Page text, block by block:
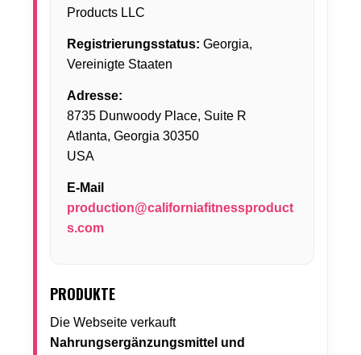
Products LLC
Registrierungsstatus: Georgia,
Vereinigte Staaten
Adresse:
8735 Dunwoody Place, Suite R
Atlanta, Georgia 30350
USA
E-Mail
production@californiafitnessproduct
s.com
PRODUKTE
Die Webseite verkauft
Nahrungsergänzungsmittel und